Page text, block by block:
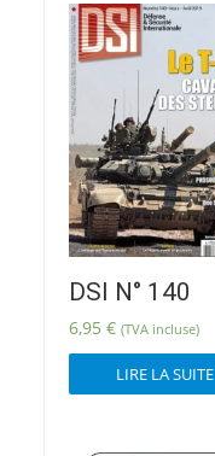
DSI N° 140
6,95 € (TVA incluse)
LIRE LA SUITE